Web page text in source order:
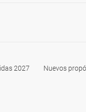
2027 Nuevos